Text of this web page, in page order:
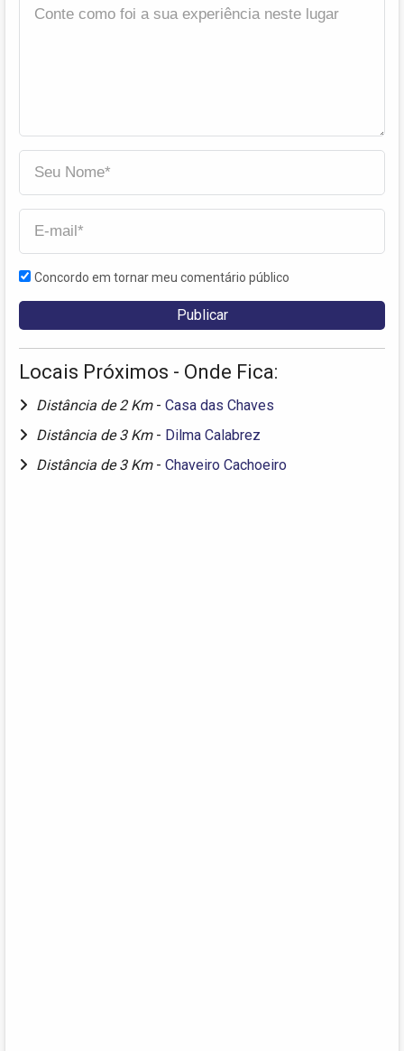
Concordo em tornar meu comentário público
Locais Próximos - Onde Fica:
Distância de 2 Km - Casa das Chaves
Distância de 3 Km - Dilma Calabrez
Distância de 3 Km - Chaveiro Cachoeiro